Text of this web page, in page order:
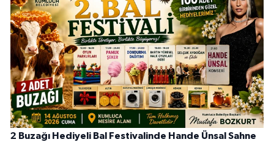
2 Buzağı Hediyeli Bal Festivalinde Hande Ünsal Sahne